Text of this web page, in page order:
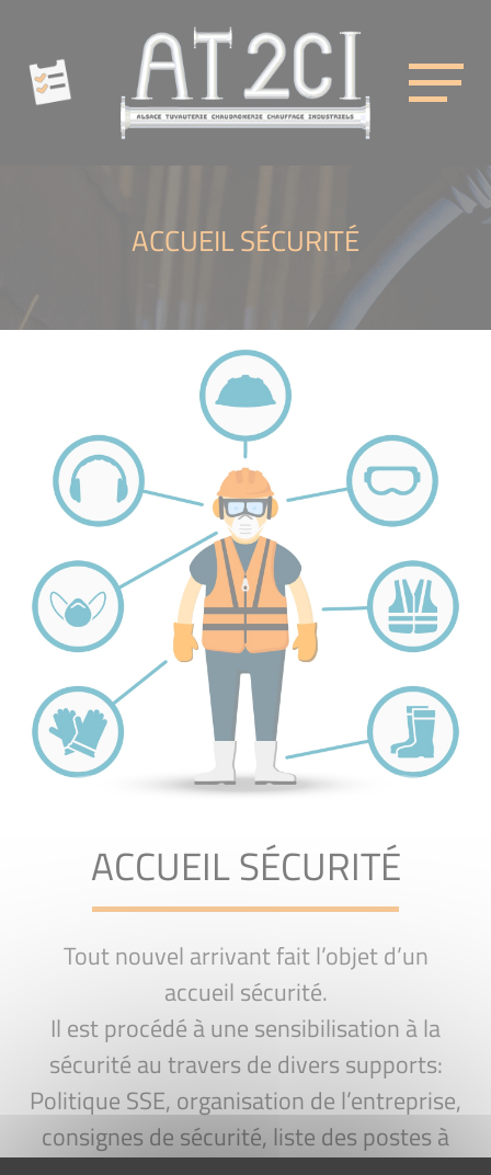
ACCUEIL SÉCURITÉ
ACCUEIL SÉCURITÉ
Tout nouvel arrivant fait l’objet d’un
accueil sécurité.
Il est procédé à une sensibilisation à la
sécurité au travers de divers supports:
Politique SSE, organisation de l’entreprise,
consignes de sécurité, liste des postes à